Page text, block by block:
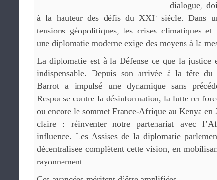
dialogue,
à la hauteur des défis du XXIᵉ siècle. Dans
tensions géopolitiques, les crises climatiques et
une diplomatie moderne exige des moyens à la
La diplomatie est à la Défense ce que la justice
indispensable. Depuis son arrivée à la tête du
Barrot a impulsé une dynamique sans
Response contre la désinformation, la lutte
ou encore le sommet France-Afrique au Kenya
claire : réinventer notre partenariat avec
influence. Les Assises de la diplomatie
décentralisée complètent cette vision, en
rayonnement.